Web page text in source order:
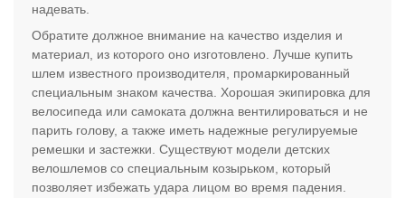
надевать.
Обратите должное внимание на качество изделия и
материал, из которого оно изготовлено. Лучше купить
шлем известного производителя, промаркированный
специальным знаком качества. Хорошая экипировка для
велосипеда или самоката должна вентилироваться и не
парить голову, а также иметь надежные регулируемые
ремешки и застежки. Существуют модели детских
велошлемов со специальным козырьком, который
позволяет избежать удара лицом во время падения.